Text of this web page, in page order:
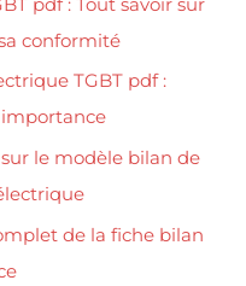
conformité
TGBT pdf :
le modèle bilan de
de la fiche bilan